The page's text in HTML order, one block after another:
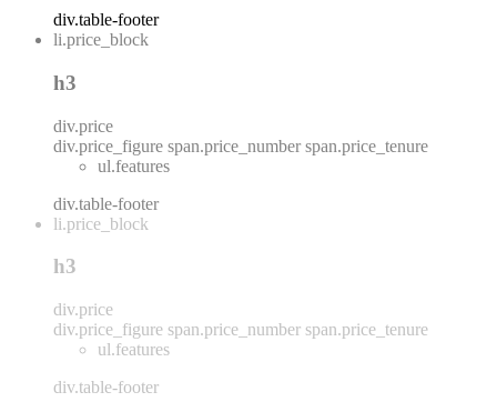
div.table-footer
li.price_block
h3
div.price
div.price_figure span.price_number span.price_tenure
ul.features
div.table-footer
li.price_block
h3
div.price
div.price_figure span.price_number span.price_tenure
ul.features
div.table-footer